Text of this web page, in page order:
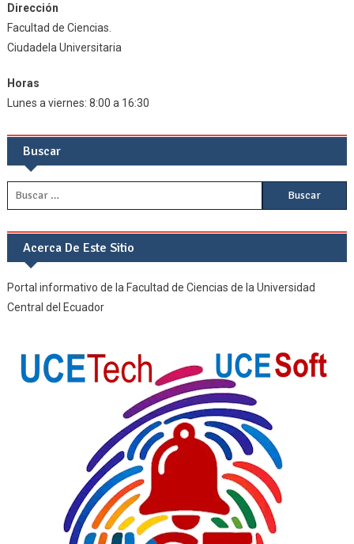
sector
público
Dirección
Facultad de Ciencias.
Ciudadela Universitaria
Horas
Lunes a viernes: 8:00 a 16:30
Buscar
Buscar:
Acerca De Este Sitio
Portal informativo de la Facultad de Ciencias de la Universidad
Central del Ecuador